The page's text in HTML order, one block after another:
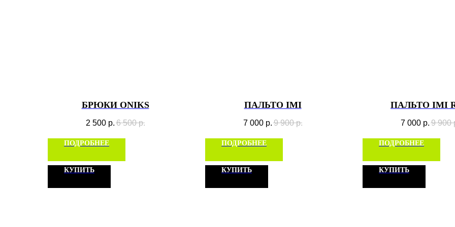
БРЮКИ ONIKS
2 500 р. 6 500 р.
ПОДРОБНЕЕ
КУПИТЬ
ПАЛЬТО IMI
7 000 р. 9 900 р.
ПОДРОБНЕЕ
КУПИТЬ
ПАЛЬТО IMI
7 000 р. 9 900
ПОДРОБНЕЕ
КУПИТЬ